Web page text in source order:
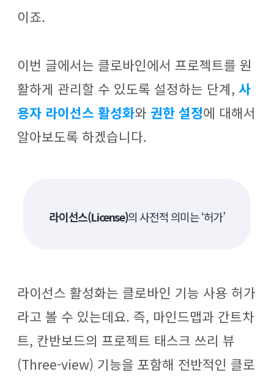
이죠.
이번 글에서는 클로바인에서 프로젝트를 원
활하게 관리할 수 있도록 설정하는 단계, 사
용자 라이선스 활성화와 권한 설정에 대해서
알아보도록 하겠습니다.
라이선스(License)의 사전적 의미는 ‘허가’
라이선스 활성화는 클로바인 기능 사용 허가
라고 볼 수 있는데요. 즉, 마인드맵과 간트차
트, 칸반보드의 프로젝트 태스크 쓰리 뷰
(Three-view) 기능을 포함해 전반적인 클로